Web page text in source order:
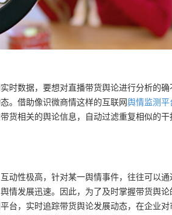
时数据，要想对直播带货舆论进行分析的
。借助像识微商情这样的互联网舆情监测平
货相关的舆论信息，自动过滤重复相似的
动性极高，针对某一舆情事件，往往可以
情发展迅速。因此，为了及时掌握带货舆
台，实时追踪带货舆论发展动态，在企业对